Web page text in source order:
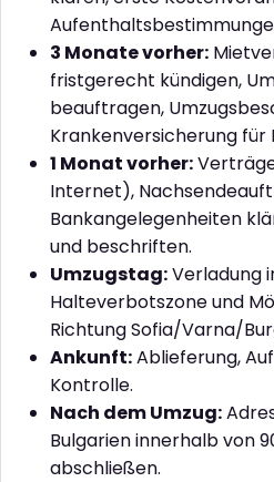
3 Monate vorher:
fristgerecht kündigen,
beauftragen,
Krankenversicherung für
1 Monat vorher:
Internet),
Bankangelegenheiten
und beschriften.
Umzugstag:Verladung
Halteverbotszone und
Richtung Sofia/Varna/
Ankunft:Ablieferung,
Kontrolle.
Nach dem Umzug:
Bulgarien innerhalb von
abschließen.